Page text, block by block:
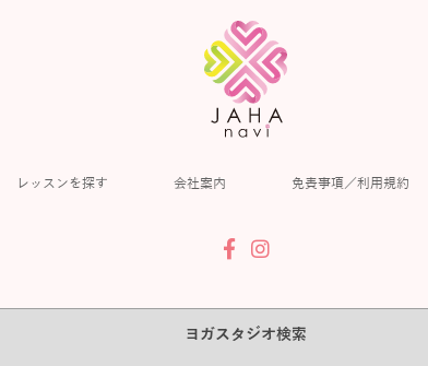
レッスンを探す 会社案内 免責事項／利用規約
ヨガスタジオ検索